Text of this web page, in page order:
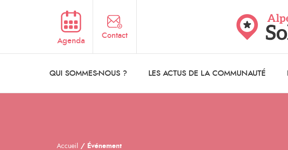
Agenda
Contact
QUI SOMMES-NOUS ? LES ACTUS DE LA COMMUNAUTÉ
Accueil Événement